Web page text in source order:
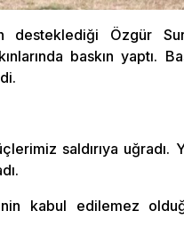
desteklediği Özgür
baskın yaptı.
saldırıya uğradı.
kabul edilemez